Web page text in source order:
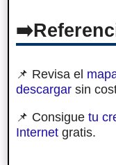
📌 Revisa el
descargarsin
📌 Consiguetu
Internetgratis.